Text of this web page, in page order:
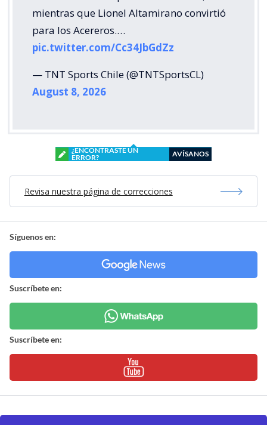
mientras que Lionel Altamirano convirtió
para los Acereros.…
pic.twitter.com/Cc34JbGdZz
— TNT Sports Chile (@TNTSportsCL)
August 8, 2026
¿ENCONTRASTE UN
ERROR?
AVÍSANOS
Revisa nuestra página de correcciones
Síguenos en:
Suscríbete en:
Suscríbete en: